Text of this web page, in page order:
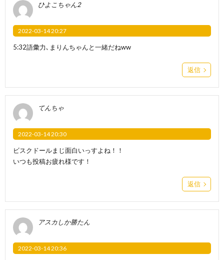
ひよこちゃん2
2022-03-14 20:27
5:32語彙力､まりんちゃんと一緒だねww
返信
てんちゃ
2022-03-14 20:30
ビスクドールまじ面白いっすよね！！
いつも投稿お疲れ様です！
返信
アスカしか勝たん
2022-03-14 20:36